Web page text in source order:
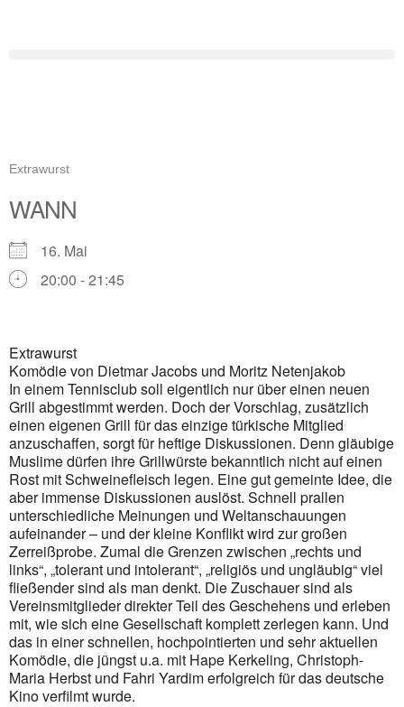
Extrawurst
WANN
16. Mai
20:00 - 21:45
iCalendar
Office 365
Outlook Live
Extrawurst
Komödie von Dietmar Jacobs und Moritz Netenjakob
In einem Tennisclub soll eigentlich nur über einen neuen
Grill abgestimmt werden. Doch der Vorschlag, zusätzlich
einen eigenen Grill für das einzige türkische Mitglied
anzuschaffen, sorgt für heftige Diskussionen. Denn gläubige
Muslime dürfen ihre Grillwürste bekanntlich nicht auf einen
Rost mit Schweinefleisch legen. Eine gut gemeinte Idee, die
aber immense Diskussionen auslöst. Schnell prallen
unterschiedliche Meinungen und Weltanschauungen
aufeinander – und der kleine Konflikt wird zur großen
Zerreißprobe. Zumal die Grenzen zwischen „rechts und
links“, „tolerant und intolerant“, „religiös und ungläubig“ viel
fließender sind als man denkt. Die Zuschauer sind als
Vereinsmitglieder direkter Teil des Geschehens und erleben
mit, wie sich eine Gesellschaft komplett zerlegen kann. Und
das in einer schnellen, hochpointierten und sehr aktuellen
Komödie, die jüngst u.a. mit Hape Kerkeling, Christoph-
Maria Herbst und Fahri Yardim erfolgreich für das deutsche
Kino verfilmt wurde.